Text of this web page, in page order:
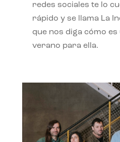
redes sociales te lo
rápido y se llama La
que nos diga cómo es
verano para ella.